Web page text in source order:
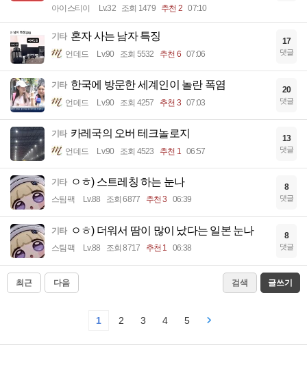
아이스티이 Lv.32 조회 1479 추천 2 07:10
기타 혼자 사는 남자 특징
언데드 Lv.90 조회 5532 추천 6 07:06
17
댓글
기타 한국에 방문한 세계인이 놀란 폭염
언데드 Lv.90 조회 4257 추천 3 07:03
20
댓글
기타 카레국의 오버 테크놀로지
언데드 Lv.90 조회 4523 추천 1 06:57
13
댓글
기타 ㅇㅎ) 스트레칭 하는 눈나
스팀팩 Lv.88 조회 6877 추천 3 06:39
8
댓글
기타 ㅇㅎ) 더워서 땀이 많이 났다는 일본 눈나
스팀팩 Lv.88 조회 8717 추천 1 06:38
8
댓글
최근 다음 검색 글쓰기
1 2 3 4 5